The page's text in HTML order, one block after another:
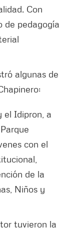
Con
de pedagogía
algunas de
el Idipron, a
con el
de la
Niños y
tuvieron la